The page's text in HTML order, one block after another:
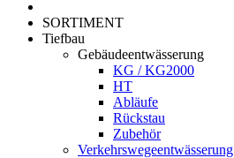
SORTIMENT
Tiefbau
Gebäudeentwässerung
KG / KG2000
HT
Abläufe
Rückstau
Zubehör
Verkehrswegeentwässerung